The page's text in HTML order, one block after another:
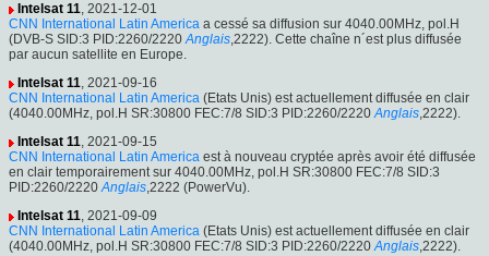
Intelsat 11, 2021-12-01
CNN International Latin America a cessé sa diffusion sur 4040.00MHz, pol.H
(DVB-S SID:3 PID:2260/2220 Anglais,2222). Cette chaîne n´est plus diffusée
par aucun satellite en Europe.
Intelsat 11, 2021-09-16
CNN International Latin America (Etats Unis) est actuellement diffusée en clair
(4040.00MHz, pol.H SR:30800 FEC:7/8 SID:3 PID:2260/2220 Anglais,2222).
Intelsat 11, 2021-09-15
CNN International Latin America est à nouveau cryptée après avoir été diffusée
en clair temporairement sur 4040.00MHz, pol.H SR:30800 FEC:7/8 SID:3
PID:2260/2220 Anglais,2222 (PowerVu).
Intelsat 11, 2021-09-09
CNN International Latin America (Etats Unis) est actuellement diffusée en clair
(4040.00MHz, pol.H SR:30800 FEC:7/8 SID:3 PID:2260/2220 Anglais,2222).